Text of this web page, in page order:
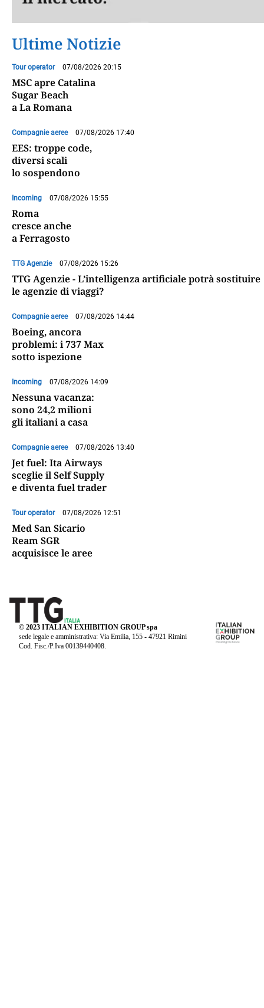
Ultime Notizie
Tour operator 07/08/2026 20:15
MSC apre Catalina
Sugar Beach
a La Romana
Compagnie aeree 07/08/2026 17:40
EES: troppe code,
diversi scali
lo sospendono
Incoming 07/08/2026 15:55
Roma
cresce anche
a Ferragosto
TTG Agenzie 07/08/2026 15:26
TTG Agenzie - L’intelligenza artificiale potrà sostituire
le agenzie di viaggi?
Compagnie aeree 07/08/2026 14:44
Boeing, ancora
problemi: i 737 Max
sotto ispezione
Incoming 07/08/2026 14:09
Nessuna vacanza:
sono 24,2 milioni
gli italiani a casa
Compagnie aeree 07/08/2026 13:40
Jet fuel: Ita Airways
sceglie il Self Supply
e diventa fuel trader
Tour operator 07/08/2026 12:51
Med San Sicario
Ream SGR
acquisisce le aree
© 2023 ITALIAN EXHIBITION GROUP spa
sede legale e amministrativa: Via Emilia, 155 - 47921 Rimini
Cod. Fisc./P.Iva 00139440408.